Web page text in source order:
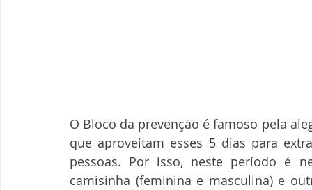
O Bloco da prevenção é famoso pela
que aproveitam esses 5 dias para
pessoas. Por isso, neste período é
camisinha (feminina e masculina) e